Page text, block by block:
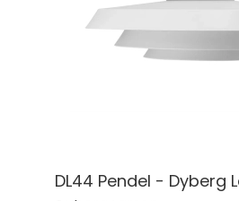
DL44 Pendel - Dyberg